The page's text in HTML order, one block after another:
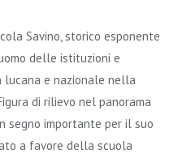
Savino, storico esponente
delle istituzioni e
e nazionale nella
di rilievo nel panorama
segno importante per il suo
a favore della scuola